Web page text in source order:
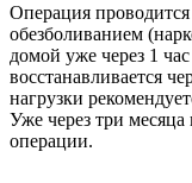
Операция
обезболиванием
домой уже через 1
восстанавливается
нагрузки
Уже через три
операции.